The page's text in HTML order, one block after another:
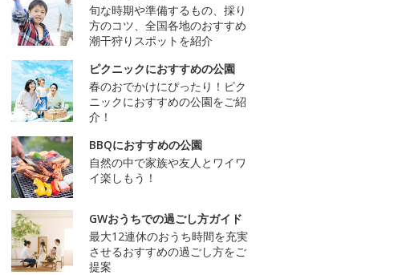
旬な時期や準備するもの、採り
方のコツ、全国各地のおすすめ
潮干狩りスポットを紹介
ピクニックにおすすめの公園
春のおでかけにぴったり！ピク
ニックにおすすめの公園をご紹
介！
BBQにおすすめの公園
自然の中で家族や友人とワイワ
イ楽しもう！
GWおうちでの過ごし方ガイド
最大12連休のおうち時間を充実
させるおすすめの過ごし方をご
提案